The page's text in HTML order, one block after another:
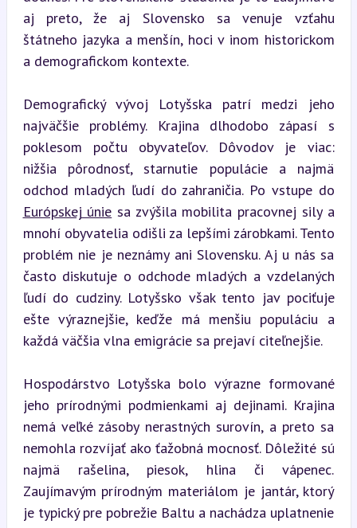
aj preto, že aj Slovensko sa venuje vzťahu
štátneho jazyka a menšín, hoci v inom historickom
a demografickom kontexte.
Demografický vývoj Lotyšska patrí medzi jeho
najväčšie problémy. Krajina dlhodobo zápasí s
poklesom počtu obyvateľov. Dôvodov je viac:
nižšia pôrodnosť, starnutie populácie a najmä
Európskej únie sa zvýšila mobilita pracovnej sily a
mnohí obyvatelia odišli za lepšími zárobkami. Tento
problém nie je neznámy ani Slovensku. Aj u nás sa
často diskutuje o odchode mladých a vzdelaných
ľudí do cudziny. Lotyšsko však tento jav pociťuje
ešte výraznejšie, keďže má menšiu populáciu a
každá väčšia vlna emigrácie sa prejaví citeľnejšie.
Hospodárstvo Lotyšska bolo výrazne formované
jeho prírodnými podmienkami aj dejinami. Krajina
nemá veľké zásoby nerastných surovín, a preto sa
nemohla rozvíjať ako ťažobná mocnosť. Dôležité sú
najmä rašelina, piesok, hlina či vápenec.
Zaujímavým prírodným materiálom je jantár, ktorý
je typický pre pobrežie Baltu a nachádza uplatnenie